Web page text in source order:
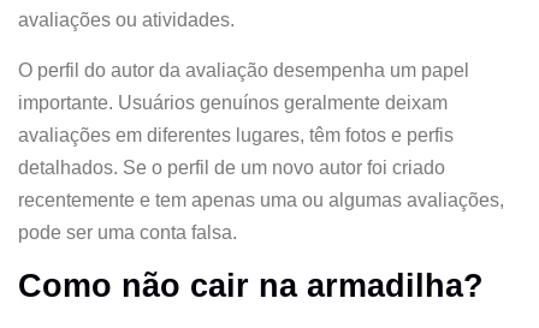
avaliações ou atividades.
O perfil do autor da avaliação desempenha um papel
importante. Usuários genuínos geralmente deixam
avaliações em diferentes lugares, têm fotos e perfis
detalhados. Se o perfil de um novo autor foi criado
recentemente e tem apenas uma ou algumas avaliações,
pode ser uma conta falsa.
Como não cair na armadilha?